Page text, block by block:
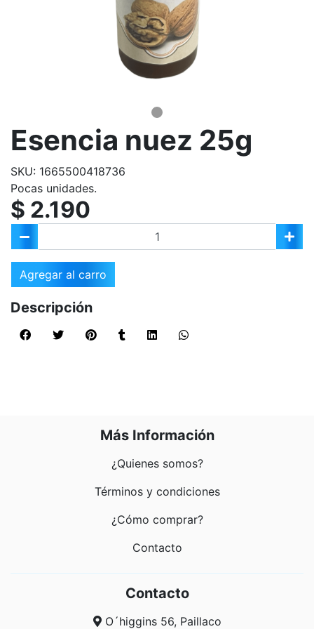
Esencia nuez 25g
SKU: 1665500418736
Pocas unidades.
$ 2.190
Agregar al carro
Descripción
Más Información
¿Quienes somos?
Términos y condiciones
¿Cómo comprar?
Contacto
Contacto
O´higgins 56, Paillaco